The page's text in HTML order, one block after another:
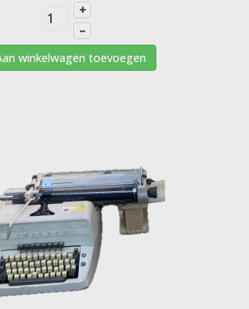
+
–
winkelwagen toevoegen